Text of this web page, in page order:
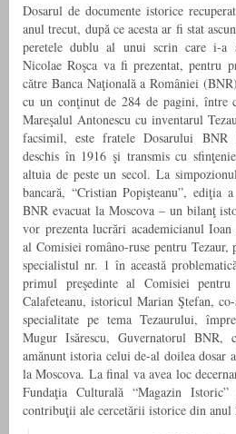
Dosarul de documente istorice
anul trecut, după ce acesta ar fi stat
peretele dublu al unui scrin care i-a
Nicolae Roşca va fi prezentat, pentru
către Banca Naţională a României
cu un conţinut de 284 de pagini, între
Mareşalul Antonescu cu inventarul
facsimil, este fratele Dosarului BNR
deschis în 1916 şi transmis cu
altuia de peste un secol. La
bancară, “Cristian Popişteanu”, ediţia
BNR evacuat la Moscova – un bilanţ
vor prezenta lucrări academicianul
al Comisiei româno-ruse pentru
specialistul nr. 1 în această
primul preşedinte al Comisiei
Calafeteanu, istoricul Marian Ştefan,
specialitate pe tema Tezaurului,
Mugur Isărescu, Guvernatorul BNR,
amănunt istoria celui de-al doilea dosar
la Moscova. La final va avea loc
Fundaţia Culturală “Magazin
contribuţii ale cercetării istorice din anul